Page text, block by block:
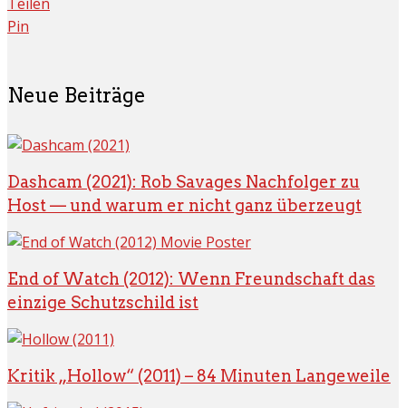
Pin
Neue Beiträge
Dashcam (2021): Rob Savages Nachfolger zu
Host — und warum er nicht ganz überzeugt
End of Watch (2012): Wenn Freundschaft das
einzige Schutzschild ist
Kritik „Hollow“ (2011) – 84 Minuten Langeweile